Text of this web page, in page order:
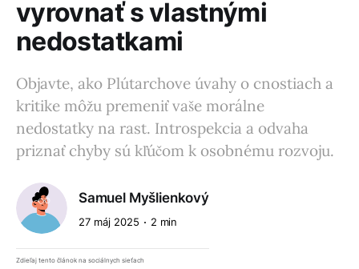
vyrovnať s vlastnými
nedostatkami
Objavte, ako Plútarchove úvahy o cnostiach a
kritike môžu premeniť vaše morálne
nedostatky na rast. Introspekcia a odvaha
priznať chyby sú kľúčom k osobnému rozvoju.
Samuel Myšlienkový
27 máj 2025 2 min
Zdieľaj tento článok na sociálnych sieťach